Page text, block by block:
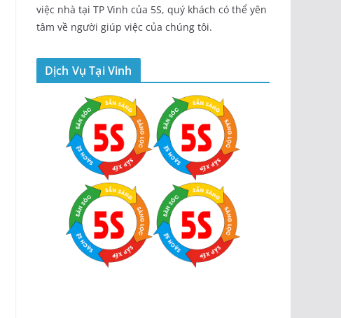
việc nhà tại TP Vinh của 5S, quý khách có thể yên
tâm về người giúp việc của chúng tôi.
Dịch Vụ Tại Vinh